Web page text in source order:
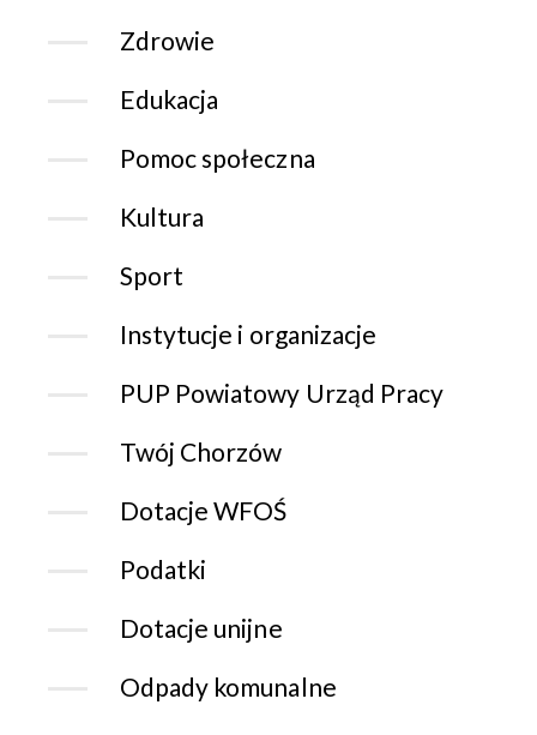
Zdrowie
Edukacja
Pomoc społeczna
Kultura
Sport
Instytucje i organizacje
PUP Powiatowy Urząd Pracy
Twój Chorzów
Dotacje WFOŚ
Podatki
Dotacje unijne
Odpady komunalne